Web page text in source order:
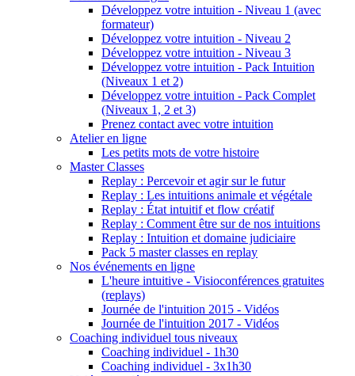
Développez votre intuition - Niveau 1 (avec
formateur)
Développez votre intuition - Niveau 2
Développez votre intuition - Niveau 3
Développez votre intuition - Pack Intuition
(Niveaux 1 et 2)
Développez votre intuition - Pack Complet
(Niveaux 1, 2 et 3)
Prenez contact avec votre intuition
Atelier en ligne
Les petits mots de votre histoire
Master Classes
Replay : Percevoir et agir sur le futur
Replay : Les intuitions animale et végétale
Replay : État intuitif et flow créatif
Replay : Comment être sur de nos intuitions
Replay : Intuition et domaine judiciaire
Pack 5 master classes en replay
Nos événements en ligne
L'heure intuitive - Visioconférences gratuites
(replays)
Journée de l'intuition 2015 - Vidéos
Journée de l'intuition 2017 - Vidéos
Coaching individuel tous niveaux
Coaching individuel - 1h30
Coaching individuel - 3x1h30